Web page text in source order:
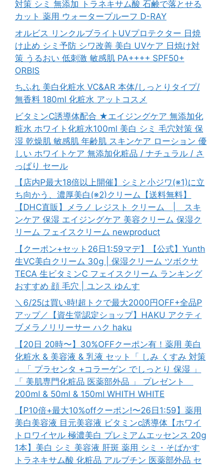
対策 シミ 無添加 トラネキサム酸 石鹸で落とせる
カット 薬用 ウォータープルーフ D-RAY
オルビス リンクルブライトUVプロテクター 日焼
け止め シミ予防 シワ改善 美白 UVケア 日焼け対
策 うるおい 低刺激 敏感肌 PA++++ SPF50+
ORBIS
ちふれ 美白化粧水 VC&AR 本体/しっとりタイプ/
無香料 180ml 化粧水 アットコスメ
ビタミンC誘導体配合 ★エイジングケア 無添加化
粧水 ホワイト化粧水100ml 美白 シミ 毛穴対策 保
湿 乾燥肌 敏感肌 年齢肌 スキンケア ローション 優
しい ホワイトケア 無添加化粧品 / ナチュラル / さ
っぱり セール
【店内P最大18倍以上開催】シミと小ジワ(※1)に立
ち向かう、濃厚美白(※2)クリーム【送料無料】
【DHC直販】メラノ レジスト クリーム | スキ
ンケア 保湿 エイジングケア 美容クリーム 保湿ク
リーム フェイスクリーム newproduct
【クーポン+セット26日1:59マデ】【公式】Yunth
生VC美白クリーム 30g | 保湿クリーム ツボクサ
TECA 生ビタミンC フェイスクリーム ランキング
おすすめ 顔 毛穴 | ユンス ゆんす
＼6/25は買い時!超トクで最大2000円OFF+全品P
アップ／【資生堂認定ショップ】HAKU アクティ
ブメラノリリーサー ハク haku
【20日 20時〜】30%OFFクーポン有！薬用 美白
化粧水 & 美容液 & 乳液 セット「 しみ くすみ 対策
」「 プラセンタ +コラーゲン でしっとり 保湿 」
「 美肌専門化粧品 医薬部外品 」 プレゼント
200ml & 50ml & 150ml WHITH WHITE
【P10倍+最大10%offクーポン!〜26日1:59】薬用
美白美容液 目元美容液 ビタミンc誘導体【ホワイ
トロワイヤル 極濃美白 プレミアムエッセンス 20g
1本】美白 シミ 美容液 肝斑 薬用 シミ・そばかす
トラネキサム酸 化粧品 アルブチン 医薬部外品 セ